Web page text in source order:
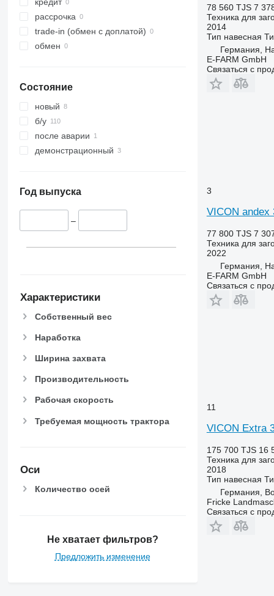
кредит
рассрочка
trade-in (обмен с доплатой)
обмен
Состояние
новый
б/у
после аварии
демонстрационный
Год выпуска
–
Характеристики
Собственный вес
Наработка
Ширина захвата
Производительность
Рабочая скорость
Требуемая мощность трактора
Оси
Количество осей
Не хватает фильтров?
Предложить изменение
78 560 TJS 7
Техника для
2014
Тип навесная
Германия,
E-FARM GmbH
Связаться с
3
VICON andex
77 800 TJS 7
Техника для
2022
Германия,
E-FARM GmbH
Связаться с
11
VICON Extra
175 700 TJS 16
Техника для
2018
Тип навесная
Германия,
Fricke
Связаться с